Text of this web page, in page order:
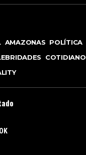
AMAZONAS POLÍTICA
COTIDIANO